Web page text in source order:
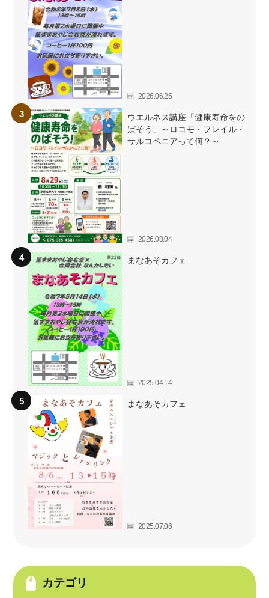
2026.06.25
ウエルネス講座「健康寿命をの
ばそう」～ロコモ・フレイル・
サルコペニアって何？～
2026.08.04
まなあそカフェ
2025.04.14
まなあそカフェ
2025.07.06
カテゴリ